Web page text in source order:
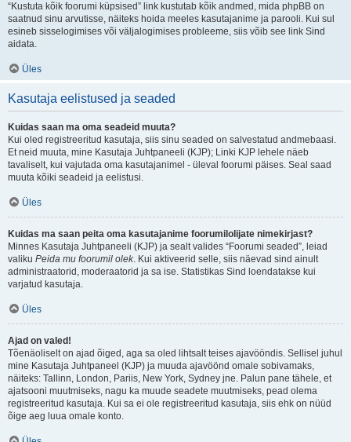
“Kustuta kõik foorumi küpsised” link kustutab kõik andmed, mida phpBB on
saatnud sinu arvutisse, näiteks hoida meeles kasutajanime ja parooli. Kui sul
esineb sisselogimises või väljalogimises probleeme, siis võib see link Sind
aidata.
Üles
Kasutaja eelistused ja seaded
Kuidas saan ma oma seadeid muuta?
Kui oled registreeritud kasutaja, siis sinu seaded on salvestatud andmebaasi.
Et neid muuta, mine Kasutaja Juhtpaneeli (KJP); Linki KJP lehele näeb
tavaliselt, kui vajutada oma kasutajanimel - üleval foorumi päises. Seal saad
muuta kõiki seadeid ja eelistusi.
Üles
Kuidas ma saan peita oma kasutajanime foorumilolijate nimekirjast?
Minnes Kasutaja Juhtpaneeli (KJP) ja sealt valides “Foorumi seaded”, leiad
valiku Peida mu foorumil olek. Kui aktiveerid selle, siis näevad sind ainult
administraatorid, moderaatorid ja sa ise. Statistikas Sind loendatakse kui
varjatud kasutaja.
Üles
Ajad on valed!
Tõenäoliselt on ajad õiged, aga sa oled lihtsalt teises ajavööndis. Sellisel juhul
mine Kasutaja Juhtpaneel (KJP) ja muuda ajavöönd omale sobivamaks,
näiteks: Tallinn, London, Pariis, New York, Sydney jne. Palun pane tähele, et
ajatsooni muutmiseks, nagu ka muude seadete muutmiseks, pead olema
registreeritud kasutaja. Kui sa ei ole registreeritud kasutaja, siis ehk on nüüd
õige aeg luua omale konto.